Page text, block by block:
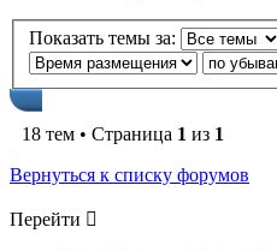
Показать темы за:
18 тем • Страница 1 из 1
Вернуться к списку форумов
Перейти